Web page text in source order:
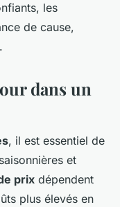
les
de cause,
.
dans un
, il est essentiel de
et
prix dépendent
plus élevés en